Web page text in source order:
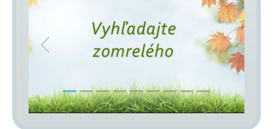
Previous Next